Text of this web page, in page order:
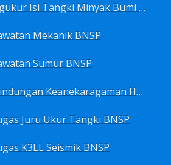
Sertifikasi Pengukur Isi Tangki Minyak Bumi Dan Hasil Olahan BNSP
Mekanik BNSP
Sumur BNSP
Sertifikasi Perlindungan Keanekaragaman Hayati BNSP
Juru Ukur Tangki BNSP
K3LL Seismik BNSP